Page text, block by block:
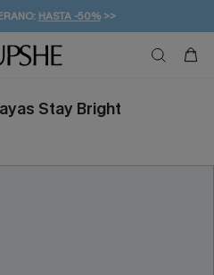
-10% EN 2 VESTIDOS
GANAR -10% EXTRA!
A PARTIR DE 49 € >>
Stay Bright